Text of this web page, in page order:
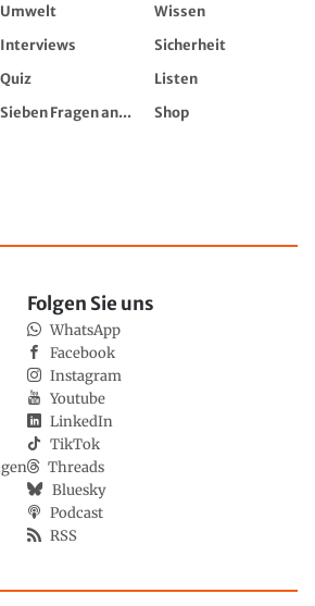
Umwelt
Wissen
Interviews
Sicherheit
Quiz
Listen
Sieben Fragen an...
Shop
Folgen Sie uns
WhatsApp
Facebook
Instagram
Youtube
LinkedIn
TikTok
Threads
Bluesky
Podcast
RSS